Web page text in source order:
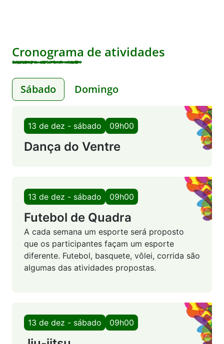
Cronograma de atividades
Sábado Domingo
13 de dez - sábado 09h00
Dança do Ventre
13 de dez - sábado 09h00
Futebol de Quadra
A cada semana um esporte será proposto
que os participantes façam um esporte
diferente. Futebol, basquete, vôlei, corrida são
algumas das atividades propostas.
13 de dez - sábado 09h00